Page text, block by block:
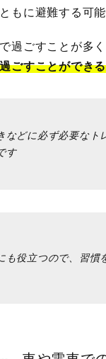
もに避難する可能
過ごすことが多
ごすことができる
などに必ず必要な
す
も役立つので、習慣